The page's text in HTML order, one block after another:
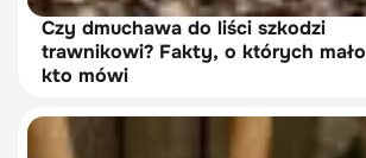
Czy dmuchawa do liści szkodzi
trawnikowi? Fakty, o których mało
kto mówi